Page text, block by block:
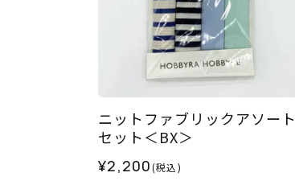
ニットファブリックアソート
セット＜BX＞
¥2,200(税込)